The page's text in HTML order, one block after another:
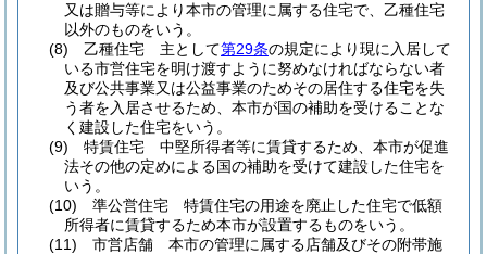
又は贈与等により本市の管理に属する住宅で、乙種住宅
以外のものをいう。
(8)
乙種住宅 主として第29条の規定により現に入居して
いる市営住宅を明け渡すように努めなければならない者
及び公共事業又は公益事業のためその居住する住宅を失
う者を入居させるため、本市が国の補助を受けることな
く建設した住宅をいう。
(9)
特賃住宅 中堅所得者等に賃貸するため、本市が促進
法その他の定めによる国の補助を受けて建設した住宅を
いう。
(10)
準公営住宅 特賃住宅の用途を廃止した住宅で低額
所得者に賃貸するため本市が設置するものをいう。
(11)
市営店舗 本市の管理に属する店舗及びその附帯施